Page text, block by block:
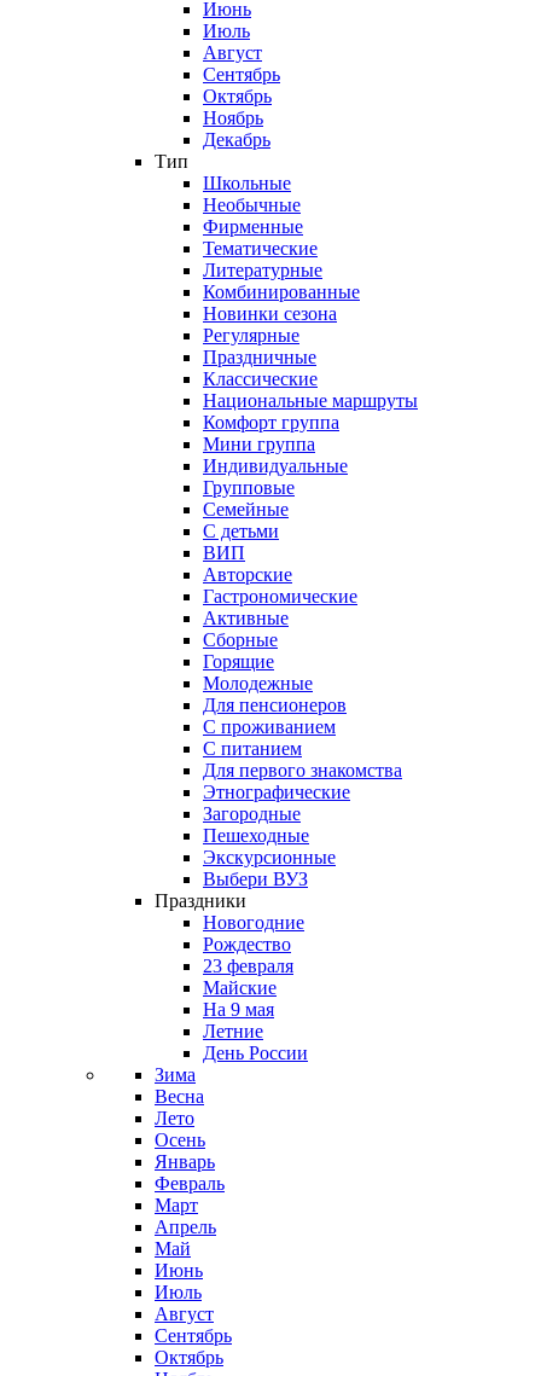
Июнь
Июль
Август
Сентябрь
Октябрь
Ноябрь
Декабрь
Тип
Школьные
Необычные
Фирменные
Тематические
Литературные
Комбинированные
Новинки сезона
Регулярные
Праздничные
Классические
Национальные маршруты
Комфорт группа
Мини группа
Индивидуальные
Групповые
Семейные
С детьми
ВИП
Авторские
Гастрономические
Активные
Сборные
Горящие
Молодежные
Для пенсионеров
С проживанием
С питанием
Для первого знакомства
Этнографические
Загородные
Пешеходные
Экскурсионные
Выбери ВУЗ
Праздники
Новогодние
Рождество
23 февраля
Майские
На 9 мая
Летние
День России
Зима
Весна
Лето
Осень
Январь
Февраль
Март
Апрель
Май
Июнь
Июль
Август
Сентябрь
Октябрь